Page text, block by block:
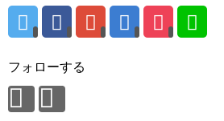
フォローする